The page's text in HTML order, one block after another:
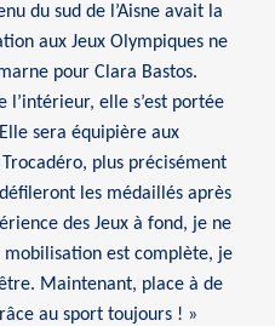
du sud de l’Aisne avait la
aux Jeux Olympiques ne
pour Clara Bastos.
l’intérieur, elle s’est portée
sera équipière aux
plus précisément
les médaillés après
des Jeux à fond, je ne
mobilisation est complète, je
Maintenant, place à de
au sport toujours ! »